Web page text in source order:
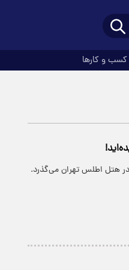
کسب و کارها